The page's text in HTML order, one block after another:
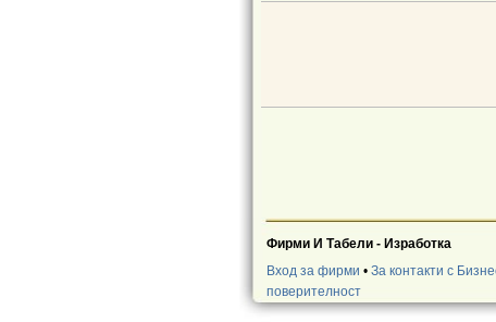
Фирми И Табели - Изработка
Вход за фирми • За контакти с
поверителност